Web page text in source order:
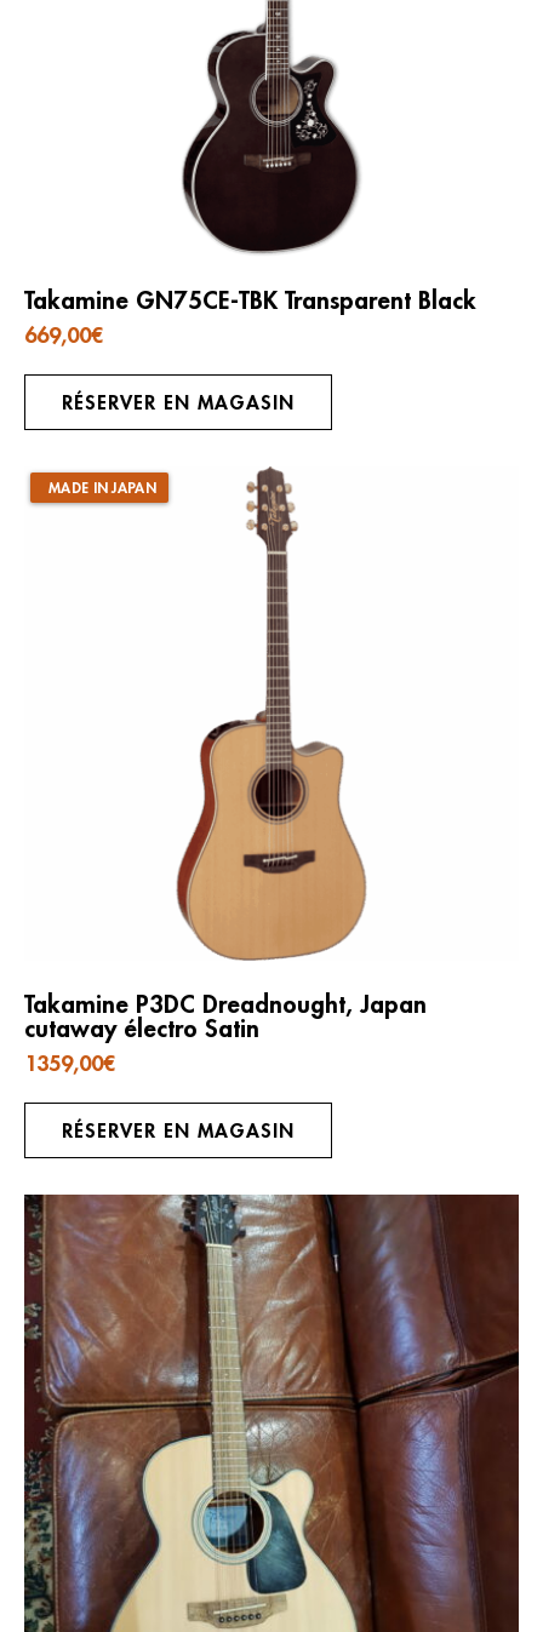
Takamine GN75CE-TBK Transparent Black
669,00€
RÉSERVER EN MAGASIN
MADE IN JAPAN
Takamine P3DC Dreadnought, Japan
cutaway électro Satin
1359,00€
RÉSERVER EN MAGASIN